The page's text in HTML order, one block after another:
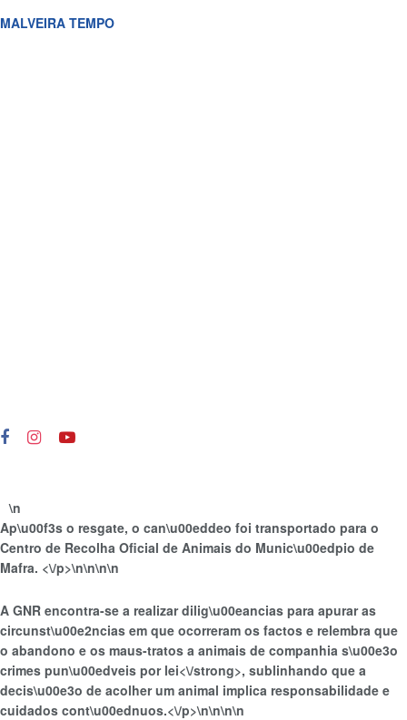
MALVEIRA TEMPO
\n
Ap\u00f3s o resgate, o can\u00eddeo foi transportado para o
Centro de Recolha Oficial de Animais do Munic\u00edpio de
Mafra. <\/p>\n\n\n\n
A GNR encontra-se a realizar dilig\u00eancias para apurar as
circunst\u00e2ncias em que ocorreram os factos e relembra que
o abandono e os maus-tratos a animais de companhia s\u00e3o
crimes pun\u00edveis por lei<\/strong>, sublinhando que a
decis\u00e3o de acolher um animal implica responsabilidade e
cuidados cont\u00ednuos.<\/p>\n\n\n\n